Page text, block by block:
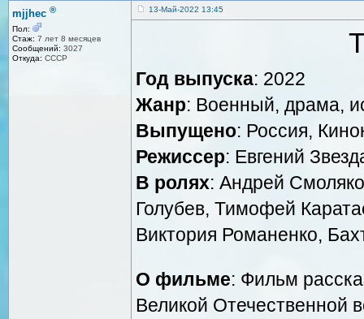
mjjhec ®
Пол:
Стаж: 7 лет 8 месяцев
Сообщений: 3027
Откуда: СССР
13-Май-2022 13:45
Год выпуска: 2022
Жанр: Военный, драма,
Выпущено: Россия,
Режиссер: Евгений
В ролях: Андрей
Голубев, Тимофей
Виктория Романенко,
О фильме: Фильм
Великой Отечественной